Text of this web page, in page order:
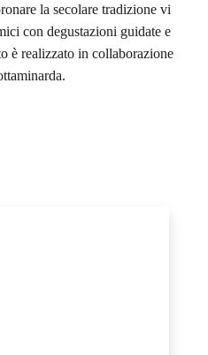
la secolare tradizione vi
con degustazioni guidate e
è realizzato in collaborazione